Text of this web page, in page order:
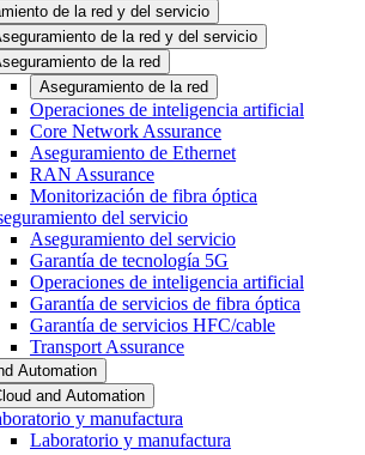
de la red y del servicio
de la red y del servicio
de la red
Aseguramiento de la red
Operaciones de inteligencia artificial
Core Network Assurance
Aseguramiento de Ethernet
RAN Assurance
Monitorización de fibra óptica
del servicio
Aseguramiento del servicio
Garantía de tecnología 5G
Operaciones de inteligencia artificial
Garantía de servicios de fibra óptica
Garantía de servicios HFC/cable
Transport Assurance
Automation
and Automation
y manufactura
Laboratorio y manufactura